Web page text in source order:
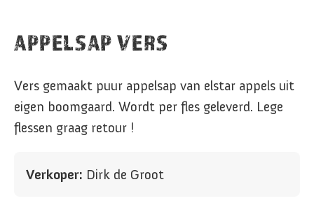
APPELSAP VERS
Vers gemaakt puur appelsap van elstar appels uit
eigen boomgaard. Wordt per fles geleverd. Lege
flessen graag retour !
Verkoper: Dirk de Groot